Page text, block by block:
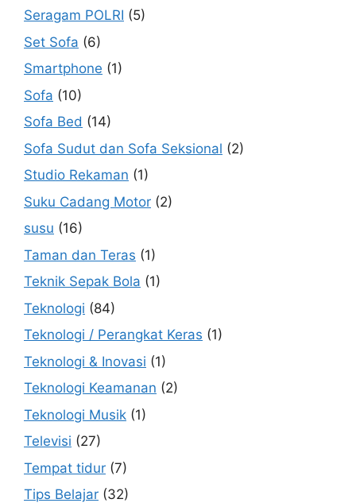
Seragam POLRI (5)
Set Sofa (6)
Smartphone (1)
Sofa (10)
Sofa Bed (14)
Sofa Sudut dan Sofa Seksional (2)
Studio Rekaman (1)
Suku Cadang Motor (2)
susu (16)
Taman dan Teras (1)
Teknik Sepak Bola (1)
Teknologi (84)
Teknologi / Perangkat Keras (1)
Teknologi & Inovasi (1)
Teknologi Keamanan (2)
Teknologi Musik (1)
Televisi (27)
Tempat tidur (7)
Tips Belajar (32)